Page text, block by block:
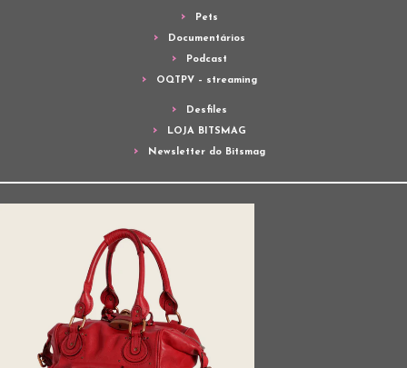
Pets
Documentários
Podcast
OQTPV – streaming
Desfiles
LOJA BITSMAG
Newsletter do Bitsmag